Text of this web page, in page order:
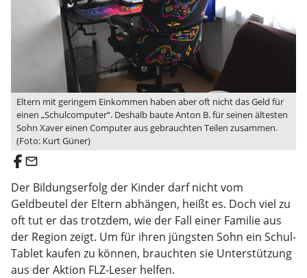
Eltern mit geringem Einkommen haben aber oft nicht das Geld für
einen „Schulcomputer“. Deshalb baute Anton B. für seinen ältesten
Sohn Xaver einen Computer aus gebrauchten Teilen zusammen.
(Foto: Kurt Güner)
email
Der Bildungserfolg der Kinder darf nicht vom
Geldbeutel der Eltern abhängen, heißt es. Doch viel zu
oft tut er das trotzdem, wie der Fall einer Familie aus
der Region zeigt. Um für ihren jüngsten Sohn ein Schul-
Tablet kaufen zu können, brauchten sie Unterstützung
aus der Aktion FLZ-Leser helfen.